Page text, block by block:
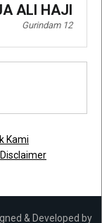
ALI HAJI
Gurindam 12
Kami
Disclaimer
& Developed by